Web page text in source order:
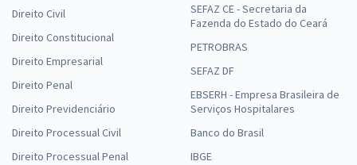
Direito Civil
Direito Constitucional
Direito Empresarial
Direito Penal
Direito Previdenciário
Direito Processual Civil
Direito Processual Penal
SEFAZ CE - Secretaria da
Fazenda do Estado do Ceará
PETROBRAS
SEFAZ DF
EBSERH - Empresa Brasileira de
Serviços Hospitalares
Banco do Brasil
IBGE